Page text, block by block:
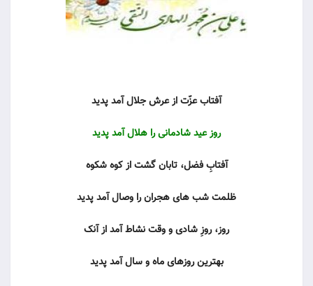
آفتاب عزّت از عرش جلال آمد پدید
روز عید شادمانى را هلال آمد پدید
آفتابِ فضل، تابان گشت از کوه شکوه
ظلمت شب هاى هجران را وصال آمد پدید
روز، روزِ شادى و وقت نشاط آمد از آنک
بهترین روزهاى ماه و سال آمد پدید